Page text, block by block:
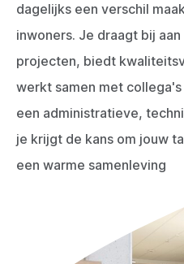
dagelijks een verschil
inwoners. Je draagt bij
projecten, biedt
werkt samen met
een administratieve,
je krijgt de kans om jouw
een warme samenleving